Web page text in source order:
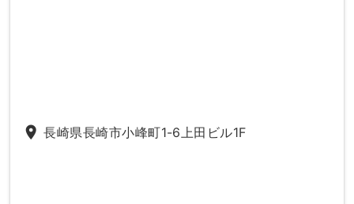
place 長崎県長崎市小峰町1-6上田ビル1F